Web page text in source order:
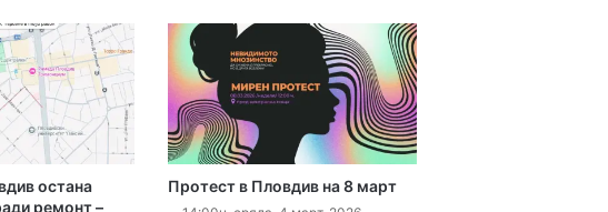
от Рогошко шосе
Заработи междуведомствената работна група за Околовръстното
остана
ремонт –
Протест в Пловдив на 8 март